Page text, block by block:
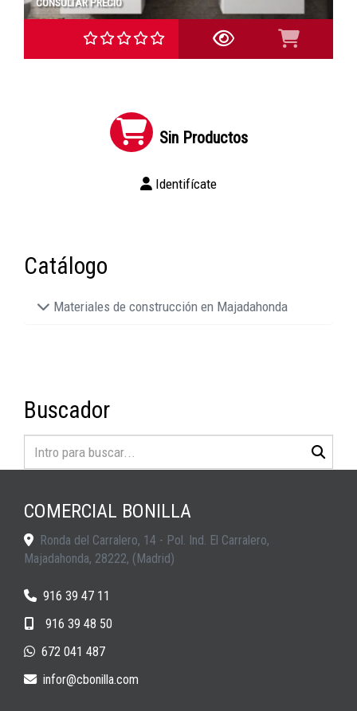
Sin Productos
Identifícate
Catálogo
Materiales de construcción en Majadahonda
Buscador
COMERCIAL BONILLA
Ronda del Carralero, 14 - Pol. Ind. El Carralero,
Majadahonda, 28222, (Madrid)
916 39 47 11
916 39 48 50
672 041 487
infor
cbonilla.com